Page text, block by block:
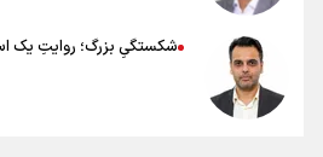
شکستگیِ بزرگ؛ روایتِ یک